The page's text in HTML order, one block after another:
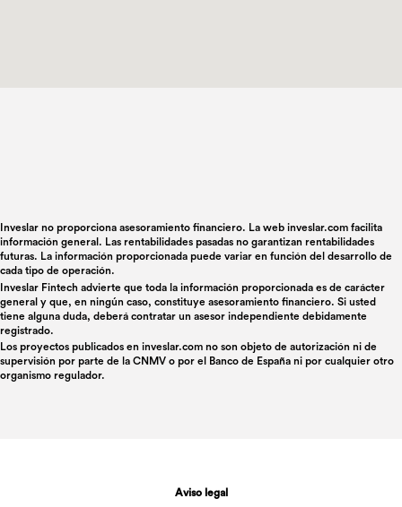
Inveslar no proporciona asesoramiento financiero. La web inveslar.com facilita
información general. Las rentabilidades pasadas no garantizan rentabilidades
futuras. La información proporcionada puede variar en función del desarrollo de
cada tipo de operación.
Inveslar Fintech advierte que toda la información proporcionada es de carácter
general y que, en ningún caso, constituye asesoramiento financiero. Si usted
tiene alguna duda, deberá contratar un asesor independiente debidamente
registrado.
Los proyectos publicados en inveslar.com no son objeto de autorización ni de
supervisión por parte de la CNMV o por el Banco de España ni por cualquier otro
organismo regulador.
Aviso legal